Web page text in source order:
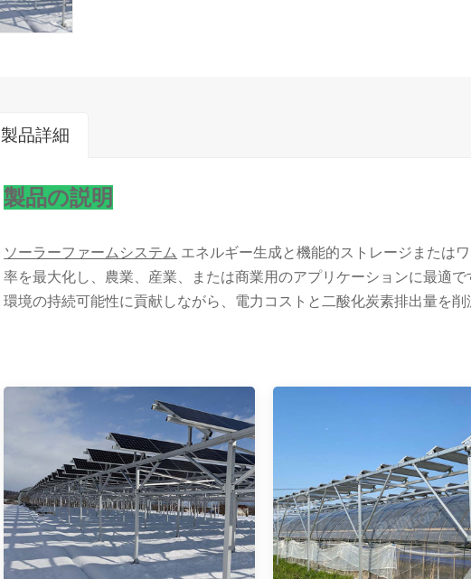
製品詳細
製品の説明
ソーラーファームシステム エネルギー生成と機能的ストレージまたは
率を最大化し、農業、産業、または商業用のアプリケーションに最適
環境の持続可能性に貢献しながら、電力コストと二酸化炭素排出量を削